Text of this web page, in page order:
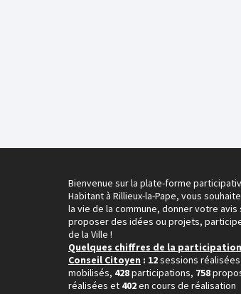
Bienvenue sur la plate-forme
Habitant à Rillieux-la-Pape, vous
la vie de la commune, donner votre
proposer des idées ou projets,
de la Ville !
Quelques chiffres de la
Conseil Citoyen : 12sessions
mobilisés, 428participations, 758
réalisées et 402en cours de réalisation